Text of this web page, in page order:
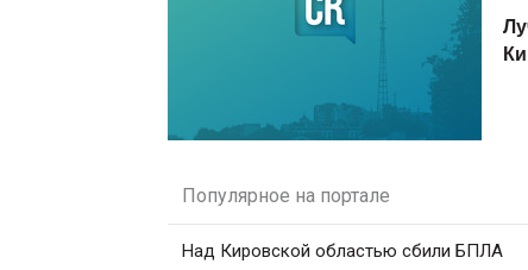
Популярное на портале
Над Кировской областью сбили БПЛА